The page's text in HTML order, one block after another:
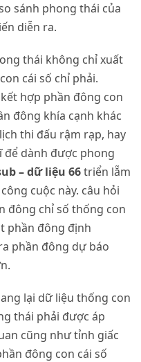
sánh phong thái của
diễn ra.
thái không chỉ xuất
cái số chỉ phải.
hợp phần đông con
đông khía cạnh khác
thi đấu rậm rạp, hay
để dành được phong
– dữ liệu 66triển lẵm
cuộc này. câu hỏi
đông chỉ số thống con
phần đông định
phần đông dự báo
lại dữ liệu thống con
thái phải được áp
cũng như tỉnh giấc
đông con cái số